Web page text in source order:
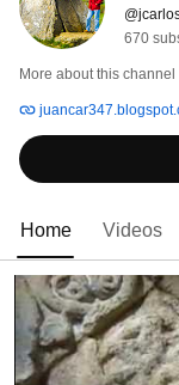
670
More about this channel
Home Videos